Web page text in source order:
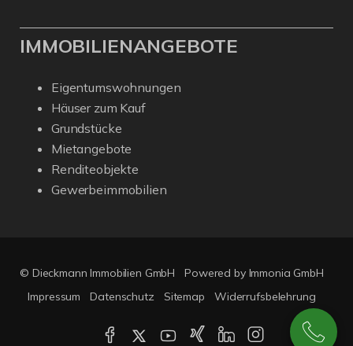
IMMOBILIENANGEBOTE
Eigentumswohnungen
Häuser zum Kauf
Grundstücke
Mietangebote
Renditeobjekte
Gewerbeimmobilien
© Dieckmann Immobilien GmbH
Powered by Immonia GmbH
Impressum
Datenschutz Sitemap Widerrufsbelehrung